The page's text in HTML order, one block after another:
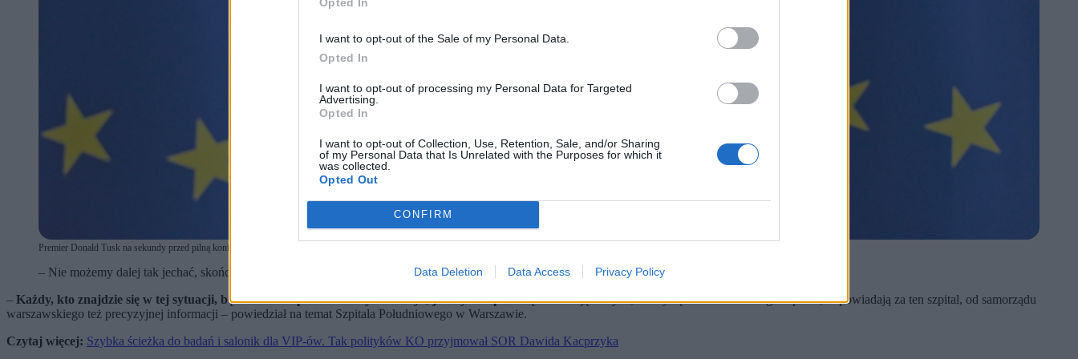
I want to opt-out of the Sale of my Personal Data.
Opted In
I want to opt-out of processing my Personal Data for Targeted
Advertising.
Opted In
I want to opt-out of Collection, Use, Retention, Sale, and/or Sharing
of my Personal Data that Is Unrelated with the Purposes for which it
was collected.
Opted Out
CONFIRM
Data Deletion Data Access Privacy Policy
Premier Donald Tusk na sekundy przed pilną konferencją zwołaną po tekstach Zero.pl. (fot. Radek Pietruszka / PAP)
– Nie możemy dalej tak jechać, skończyło się – dodał premier. – Jeśli złamano prawo, będzie prokurator – zakomunikował.
– Każdy, kto znajdzie się w tej sytuacji, będzie musiał publicznie wytłumaczyć, jak było naprawdę.Oczekuję od tych, którzy są właścicielami tego szpitala, odpowiadają za ten szpital, od samorządu
warszawskiego też precyzyjnej informacji – powiedział na temat Szpitala Południowego w Warszawie.
Czytaj więcej: Szybka ścieżka do badań i salonik dla VIP-ów. Tak polityków KO przyjmował SOR Dawida Kacprzyka